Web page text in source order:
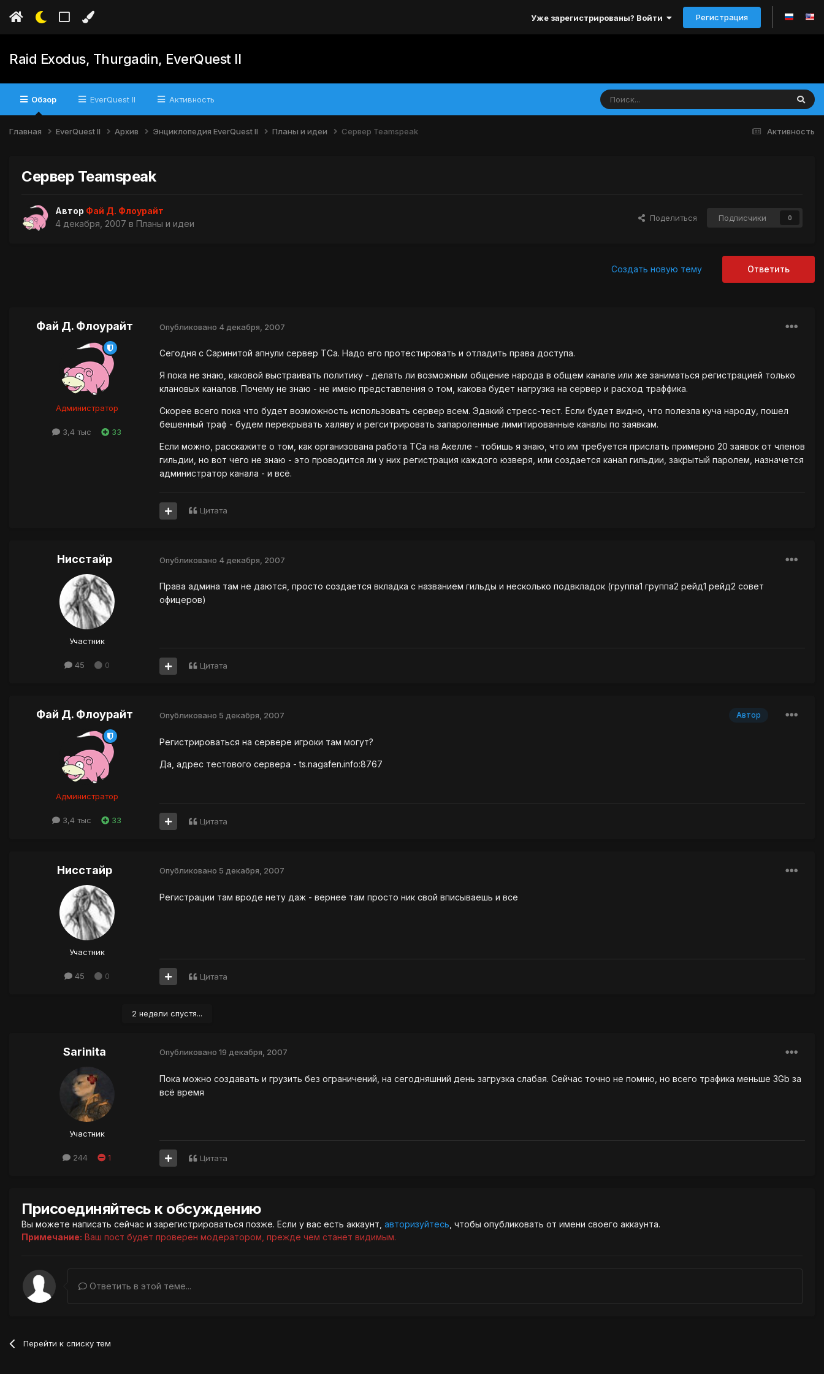
Уже зарегистрированы? Войти Регистрация
Raid Exodus, Thurgadin, EverQuest II
Обзор EverQuest II Активность
Активность
Главная EverQuest II Архив Энциклопедия EverQuest II Планы и идеи Сервер Teamspeak
Сервер Teamspeak
Автор Фай Д. Флоурайт
4 декабря, 2007 в Планы и идеи
Поделиться Подписчики 0
Ответить
Создать новую тему
Фай Д. Флоурайт
Администратор
3,4 тыс 33
Опубликовано 4 декабря, 2007
Сегодня с Саринитой апнули сервер ТСа. Надо его протестировать и отладить права доступа.
Я пока не знаю, каковой выстраивать политику - делать ли возможным общение народа в общем канале или же заниматься регистрацией только
клановых каналов. Почему не знаю - не имею представления о том, какова будет нагрузка на сервер и расход траффика.
Скорее всего пока что будет возможность использовать сервер всем. Эдакий стресс-тест. Если будет видно, что полезла куча народу, пошел
бешенный траф - будем перекрывать халяву и регситрировать запароленные лимитированные каналы по заявкам.
Если можно, расскажите о том, как организована работа ТСа на Акелле - тобишь я знаю, что им требуется прислать примерно 20 заявок от членов
гильдии, но вот чего не знаю - это проводится ли у них регистрация каждого юзверя, или создается канал гильдии, закрытый паролем, назначется
администратор канала - и всё.
Цитата
Нисстайр
Участник
45 0
Опубликовано 4 декабря, 2007
Права админа там не даются, просто создается вкладка с названием гильды и несколько подвкладок (группа1 группа2 рейд1 рейд2 совет
офицеров)
Цитата
Фай Д. Флоурайт
Администратор
3,4 тыс 33
Автор
Опубликовано 5 декабря, 2007
Регистрироваться на сервере игроки там могут?
Да, адрес тестового сервера - ts.nagafen.info:8767
Цитата
Нисстайр
Участник
45 0
Опубликовано 5 декабря, 2007
Регистрации там вроде нету даж - вернее там просто ник свой вписываешь и все
Цитата
2 недели спустя...
Sarinita
Участник
244 1
Опубликовано 19 декабря, 2007
Пока можно создавать и грузить без ограничений, на сегодняшний день загрузка слабая. Сейчас точно не помню, но всего трафика меньше 3Gb за
всё время
Цитата
Присоединяйтесь к обсуждению
Вы можете написать сейчас и зарегистрироваться позже. Если у вас есть аккаунт, авторизуйтесь , чтобы опубликовать от имени своего аккаунта.
Примечание: Ваш пост будет проверен модератором, прежде чем станет видимым.
Ответить в этой теме...
Перейти к списку тем